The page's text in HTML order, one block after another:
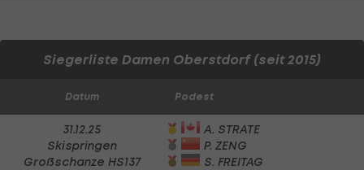
Siegerliste Damen Oberstdorf (seit 2015)
Datum Podest
31.12.25
Skispringen
Großschanze HS137
A. STRATE
P. ZENG
S. FREITAG